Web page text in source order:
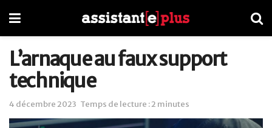
L’arnaque au faux support
technique
4 décembre 2023 Temps de lecture : 2 minutes